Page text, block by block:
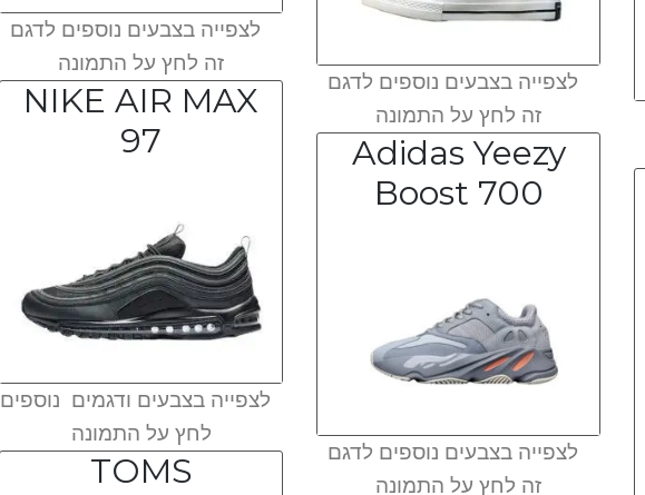
לצפייה בצבעים נוספים לדגם
זה לחץ על התמונה
NIKE AIR MAX
97
לצפייה בצבעים ודגמים נוספים
לחץ על התמונה
TOMS
לצפייה בצבעים נוספים לדגם
זה לחץ על התמונה
Adidas Yeezy
Boost 700
לצפייה בצבעים נוספים לדגם
זה לחץ על התמונה